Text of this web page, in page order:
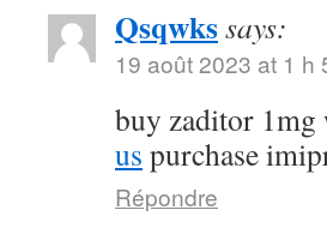
Qsqwkssays:
19 août 2023 at 1 h
buy zaditor
us purchase
Répondre